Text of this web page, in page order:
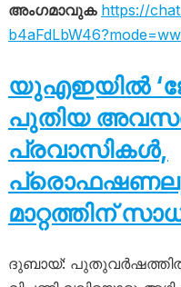
അംഗമാവുക https://
യുഎഇയിൽ
പുതിയ
പ്രവാസികൾ,
മാറ്റത്തിന്
ദുബായ്: